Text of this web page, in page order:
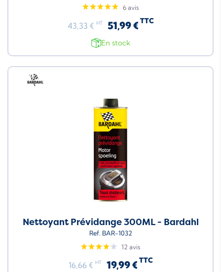
6 avis
43,33 € HT 51,99 € TTC
En stock
Neuf
Nettoyant Prévidange 300ML - Bardahl
Ref. BAR-1032
12 avis
16,66 € HT 19,99 € TTC